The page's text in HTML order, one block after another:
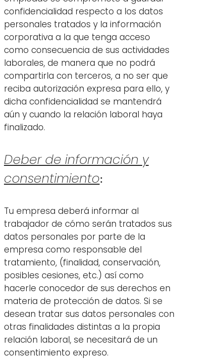
confidencialidad respecto a los datos
personales tratados y la información
corporativa a la que tenga acceso
como consecuencia de sus actividades
laborales, de manera que no podrá
compartirla con terceros, a no ser que
reciba autorización expresa para ello, y
dicha confidencialidad se mantendrá
aún y cuando la relación laboral haya
finalizado.
Deber de información y
consentimiento:
Tu empresa deberá informar al
trabajador de cómo serán tratados sus
datos personales por parte de la
empresa como responsable del
tratamiento, (finalidad, conservación,
posibles cesiones, etc.) así como
hacerle conocedor de sus derechos en
materia de protección de datos. Si se
desean tratar sus datos personales con
otras finalidades distintas a la propia
relación laboral, se necesitará de un
consentimiento expreso.